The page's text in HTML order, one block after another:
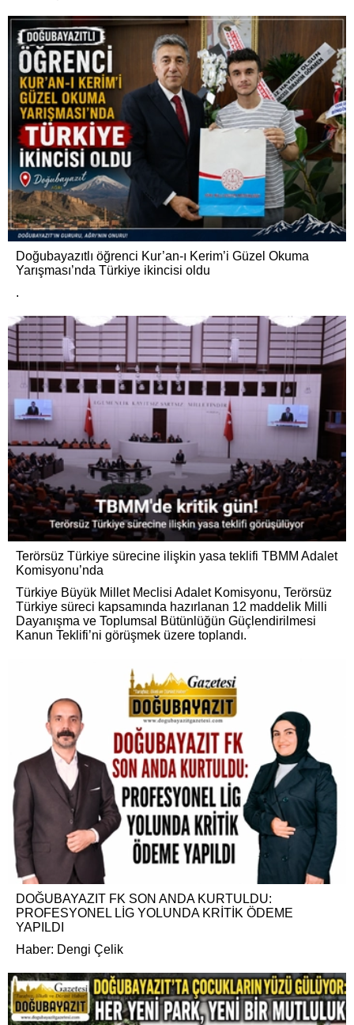
Doğubayazıtlı öğrenci Kur’an-ı Kerim’i Güzel Okuma
Yarışması’nda Türkiye ikincisi oldu
.
Terörsüz Türkiye sürecine ilişkin yasa teklifi TBMM Adalet
Komisyonu’nda
Türkiye Büyük Millet Meclisi Adalet Komisyonu, Terörsüz
Türkiye süreci kapsamında hazırlanan 12 maddelik Milli
Dayanışma ve Toplumsal Bütünlüğün Güçlendirilmesi
Kanun Teklifi’ni görüşmek üzere toplandı.
DOĞUBAYAZIT FK SON ANDA KURTULDU:
PROFESYONEL LİG YOLUNDA KRİTİK ÖDEME
YAPILDI
Haber: Dengi Çelik